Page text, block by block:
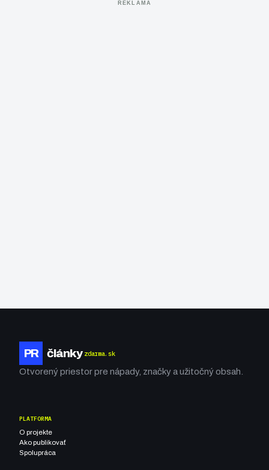
REKLAMA
PR články zdarma.sk
Otvorený priestor pre nápady, značky a užitočný obsah.
PLATFORMA
O projekte
Ako publikovať
Spolupráca